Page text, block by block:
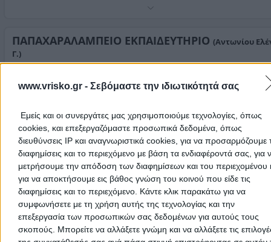
www.vrisko.gr - Σεβόμαστε την ιδιωτικότητά σας
Εμείς και οι συνεργάτες μας χρησιμοποιούμε τεχνολογίες, όπως
cookies, και επεξεργαζόμαστε προσωπικά δεδομένα, όπως
διευθύνσεις IP και αναγνωριστικά cookies, για να προσαρμόζουμε
διαφημίσεις και το περιεχόμενο με βάση τα ενδιαφέροντά σας, για
μετρήσουμε την απόδοση των διαφημίσεων και του περιεχομένου
για να αποκτήσουμε εις βάθος γνώση του κοινού που είδε τις
διαφημίσεις και το περιεχόμενο. Κάντε κλικ παρακάτω για να
συμφωνήσετε με τη χρήση αυτής της τεχνολογίας και την
επεξεργασία των προσωπικών σας δεδομένων για αυτούς τους
σκοπούς. Μπορείτε να αλλάξετε γνώμη και να αλλάξετε τις
ΠΑΠΑΧΑΡΑΛΑΜΠΕΙΟ ΕΚΠΑΙΔΕΥΤΗΡΙΟ (Αντωνίου
Γ.)
Ιδιωτικά Εκπαιδευτήρια
Δημοτικά Σχολεία
Πελοπίδα 85, Περιστέρι
Σύγχρονες εγκαταστάσεις, κλειστό κολυμβητήριο,
κέντρο, μαθητικές κατασκηνώσεις.
Τηλέφωνο:
2105711896
Στοιχεία αναζήτησης:Δημοτικά Σχολεία
ΣΧΟΛΗ Β ΜΑΝΤΑ (Παπαδάτου - Μαντά Βασιλική Α.)
Νηπιαγωγείο - Δημοτικό
Ιδιωτικά Εκπαιδευτήρια
Δημοτικά Σχολεία